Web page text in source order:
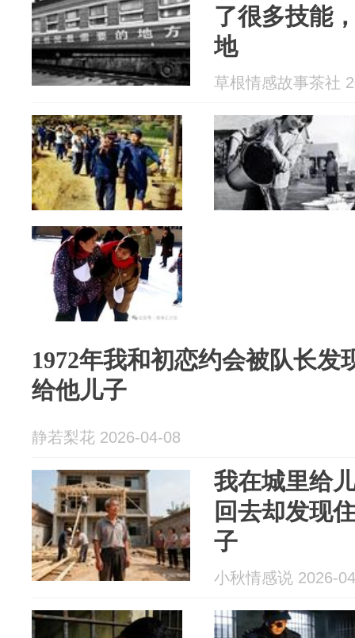
了很多技能
地
草根情感故事茶社
1972年我和初恋约会被队长发
给他儿子
静若梨花 2026-04-08
我在城里给
回去却发现
子
小秋情感说 2026-